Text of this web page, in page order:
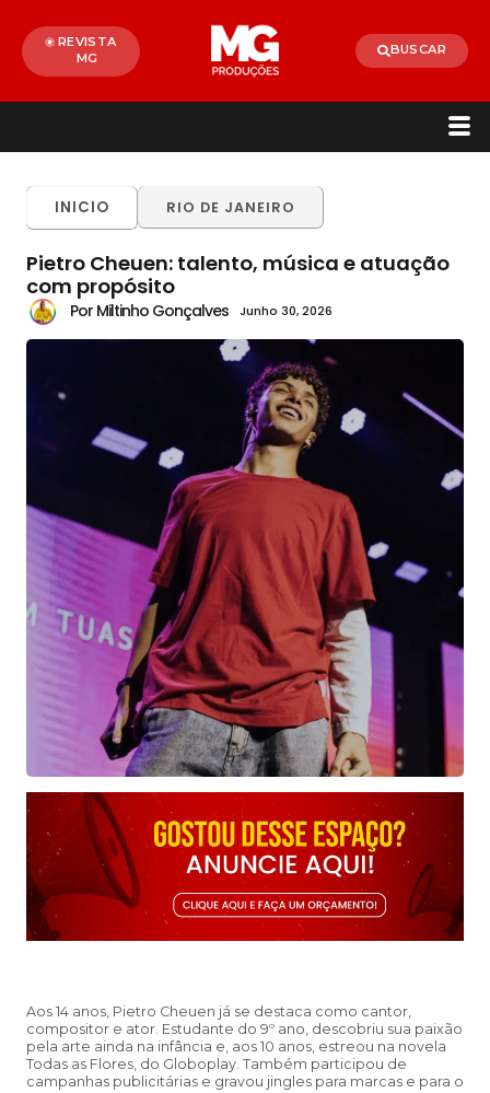
REVISTA
MG
BUSCAR
INICIO RIO DE JANEIRO
Pietro Cheuen: talento, música e atuação
com propósito
Por Miltinho Gonçalves Junho 30, 2026
Aos 14 anos, Pietro Cheuen já se destaca como cantor,
compositor e ator. Estudante do 9º ano, descobriu sua paixão
pela arte ainda na infância e, aos 10 anos, estreou na novela
Todas as Flores, do Globoplay. Também participou de
campanhas publicitárias e gravou jingles para marcas e para o